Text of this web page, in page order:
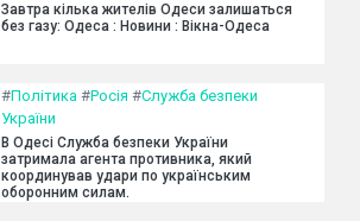
Завтра кілька жителів Одеси залишаться
без газу: Одеса : Новини : Вікна-Одеса
#Політика #Росія #Служба безпеки
України
В Одесі Служба безпеки України
затримала агента противника, який
координував удари по українським
оборонним силам.